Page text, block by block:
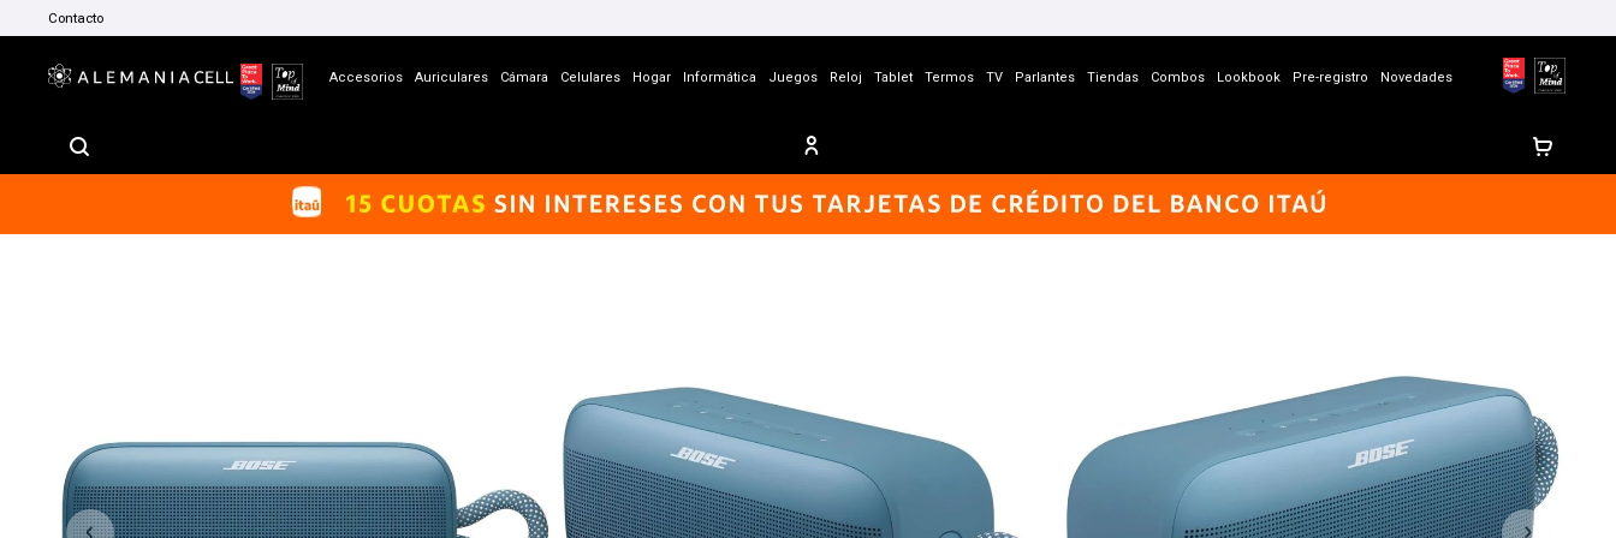
Accesorios Auriculares Cámara Celulares Hogar Informática Juegos Reloj Tablet Termos TV Parlantes Tiendas Combos Lookbook Pre-registro Novedades
Contacto